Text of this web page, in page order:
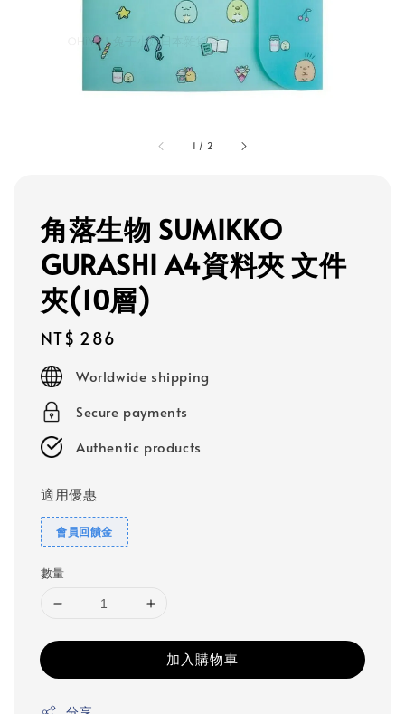
1 / 2
角落生物 SUMIKKO
GURASHI A4資料夾 文件
夾(10層)
Regular
price
NT$ 286
Worldwide shipping
Secure payments
Authentic products
適用優惠
會員回饋金
數量
加入購物車